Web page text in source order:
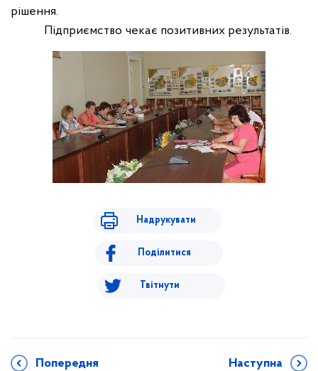
рішення.
Підприємство чекає позитивних результатів.
Надрукувати
Поділитися
Твітнути
Попередня Наступна